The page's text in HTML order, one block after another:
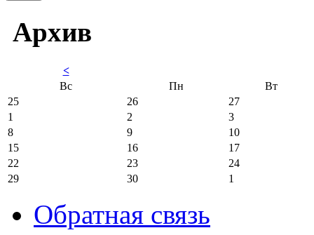
Архив
<
Вс
Пн
Вт
25
26
27
1
2
3
8
9
10
15
16
17
22
23
24
29
30 1
Обратная связь